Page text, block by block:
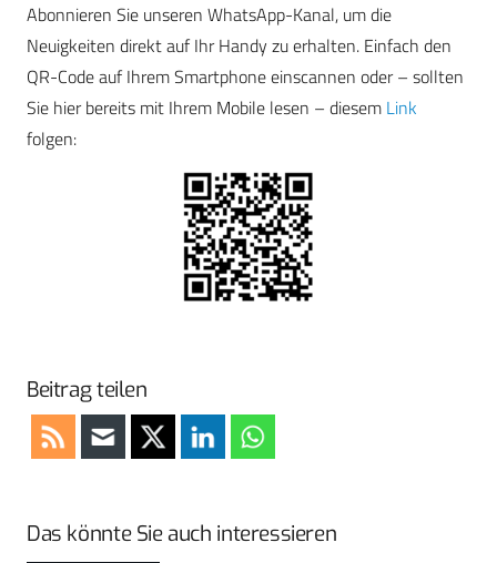
Abonnieren Sie unseren WhatsApp-Kanal, um die
Neuigkeiten direkt auf Ihr Handy zu erhalten. Einfach den
QR-Code auf Ihrem Smartphone einscannen oder – sollten
Sie hier bereits mit Ihrem Mobile lesen – diesem Link
folgen:
Beitrag teilen
Das könnte Sie auch interessieren